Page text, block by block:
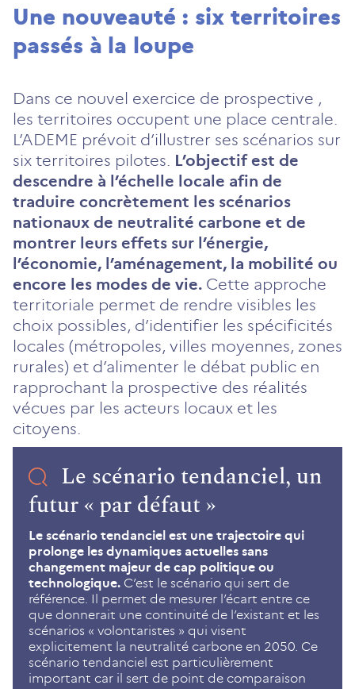
Une nouveauté : six territoires
passés à la loupe
​​Dans ce nouvel exercice de prospective ,
les territoires occupent une place centrale.
L’ADEME prévoit d’illustrer ses scénarios sur
six territoires pilotes. L’objectif est de
descendre à l’échelle locale afin de
traduire concrètement les scénarios
nationaux de neutralité carbone et de
montrer leurs effets sur l’énergie,
l’économie, l’aménagement, la mobilité ou
encore les modes de vie. Cette approche
territoriale permet de rendre visibles les
choix possibles, d’identifier les spécificités
locales (métropoles, villes moyennes, zones
rurales) et d’alimenter le débat public en
rapprochant la prospective des réalités
vécues par les acteurs locaux et les
citoyens.
Le scénario tendanciel, un
futur « par défaut »
Le scénario tendanciel est une trajectoire qui
prolonge les dynamiques actuelles sans
changement majeur de cap politique ou
technologique. C’est le scénario qui sert de
référence. Il permet de mesurer l’écart entre ce
que donnerait une continuité de l’existant et les
scénarios « volontaristes » qui visent
explicitement la neutralité carbone en 2050. Ce
scénario tendanciel est particulièrement
important car il sert de point de comparaison